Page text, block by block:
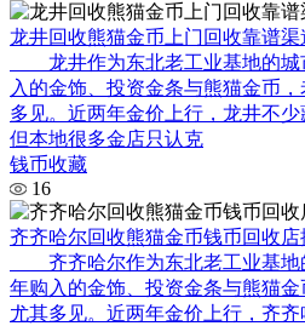
龙井回收熊猫金币上门回收靠谱渠
龙井作为东北老工业基地的城
入的金饰、投资金条与熊猫金币
多见。近两年金价上行，龙井不少
但本地很多金店只认克
钱币收藏
16
齐齐哈尔回收熊猫金币钱币回收店
齐齐哈尔作为东北老工业基地
年购入的金饰、投资金条与熊猫
尤其多见。近两年金价上行，齐